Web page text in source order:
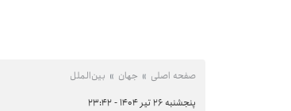
صفحه اصلی جهان بین‌الملل
پنجشنبه ۲۶ تیر ۱۴۰۴ - ۲۳:۴۲